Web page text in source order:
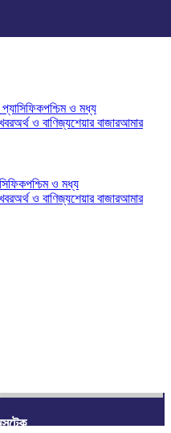
প্যাসিফিকপশ্চিম ও মধ্য
অর্থ ও বাণিজ্যশেয়ার বাজারআমার
পশ্চিম ও মধ্য
অর্থ ও বাণিজ্যশেয়ার বাজারআমার
পশ্চিম ও মধ্য
অর্থ ও বাণিজ্যশেয়ার বাজার